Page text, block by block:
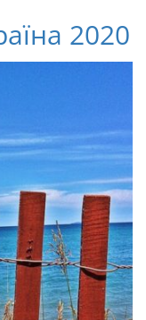
2020